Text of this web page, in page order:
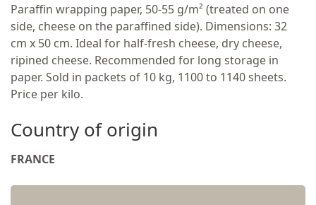
Paraffin wrapping paper, 50-55 g/m² (treated on one
side, cheese on the paraffined side). Dimensions: 32
cm x 50 cm. Ideal for half-fresh cheese, dry cheese,
ripined cheese. Recommended for long storage in
paper. Sold in packets of 10 kg, 1100 to 1140 sheets.
Price per kilo.
Country of origin
FRANCE